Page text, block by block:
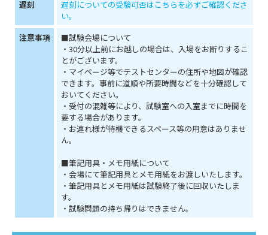
遅刻
遅刻についての受験可否はこちらを必ずご確認くださ
い。
注意事項
■試験会場について
・30分以上前にお越しの場合は、入場をお断りするこ
とがございます。
・マイページ等でテストセンターの住所や地図が確認
できます。事前に道順や所要時間などを十分確認して
おいてください。
・受付の混雑等により、試験室への入室までに時間を
要する場合があります。
・お連れ様が待機できるスペース等の用意はありませ
ん。
■筆記用具・メモ用紙について
・会場にて筆記用具とメモ用紙をお渡しいたします。
・筆記用具とメモ用紙は試験終了後に回収いたしま
す。
・試験問題の持ち帰りはできません。